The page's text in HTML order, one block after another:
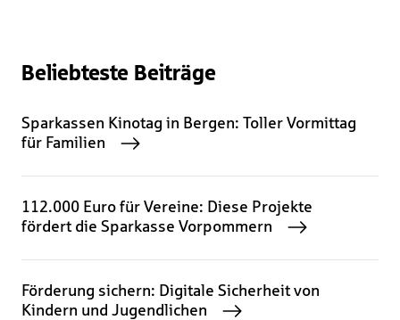
Beliebteste Beiträge
Sparkassen Kinotag in Bergen: Toller Vormittag
für Familien
112.000 Euro für Vereine: Diese Projekte
fördert die Sparkasse Vorpommern
Förderung sichern: Digitale Sicherheit von
Kindern und Jugendlichen